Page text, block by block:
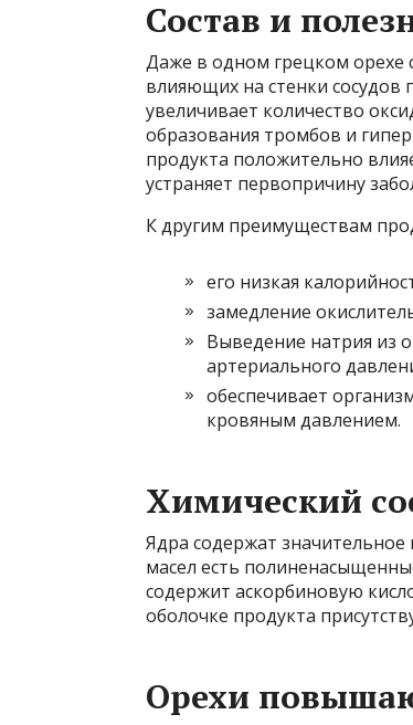
Состав и
Даже в одном грецком орехе
влияющих на стенки сосудов
увеличивает количество
образования тромбов и
продукта положительно
устраняет первопричину
К другим преимуществам
его низкая
замедление
Выведение натрия из
артериального
обеспечивает
кровяным давлением.
Химический
Ядра содержат
масел есть
содержит аскорбиновую
оболочке продукта
Орехи